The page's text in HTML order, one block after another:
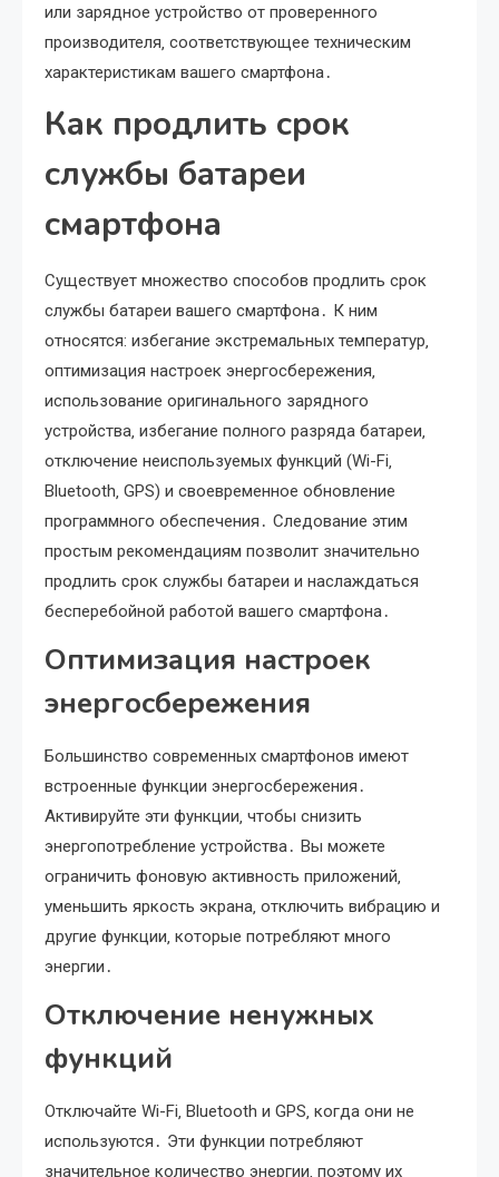
или зарядное устройство от проверенного
производителя‚ соответствующее техническим
характеристикам вашего смартфона․
Как продлить срок
службы батареи
смартфона
Существует множество способов продлить срок
службы батареи вашего смартфона․ К ним
относятся: избегание экстремальных температур‚
оптимизация настроек энергосбережения‚
использование оригинального зарядного
устройства‚ избегание полного разряда батареи‚
отключение неиспользуемых функций (Wi-Fi‚
Bluetooth‚ GPS) и своевременное обновление
программного обеспечения․ Следование этим
простым рекомендациям позволит значительно
продлить срок службы батареи и наслаждаться
бесперебойной работой вашего смартфона․
Оптимизация настроек
энергосбережения
Большинство современных смартфонов имеют
встроенные функции энергосбережения․
Активируйте эти функции‚ чтобы снизить
энергопотребление устройства․ Вы можете
ограничить фоновую активность приложений‚
уменьшить яркость экрана‚ отключить вибрацию и
другие функции‚ которые потребляют много
энергии․
Отключение ненужных
функций
Отключайте Wi-Fi‚ Bluetooth и GPS‚ когда они не
используются․ Эти функции потребляют
значительное количество энергии‚ поэтому их